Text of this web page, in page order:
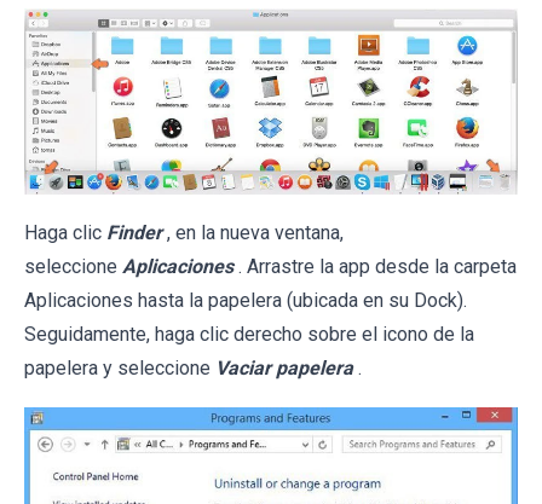
Haga clic Finder , en la nueva ventana,
seleccione Aplicaciones . Arrastre la app desde la carpeta
Aplicaciones hasta la papelera (ubicada en su Dock).
Seguidamente, haga clic derecho sobre el icono de la
papelera y seleccione Vaciar papelera .